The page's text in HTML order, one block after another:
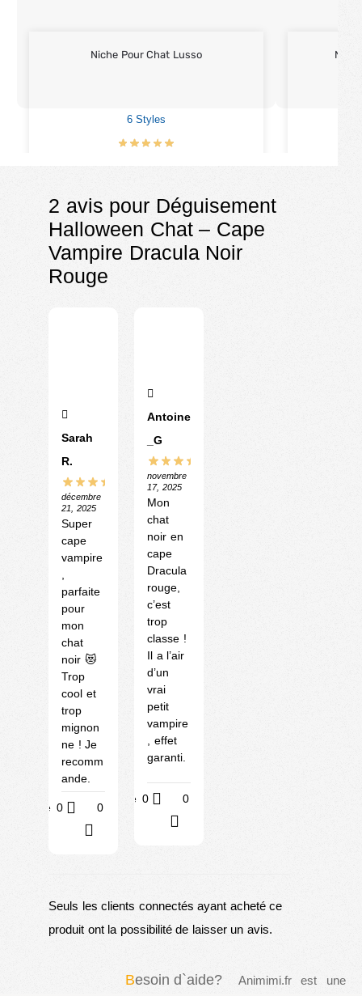
Niche Pour Chat Lusso
6 Styles
2 avis pour Déguisement
Halloween Chat – Cape
Vampire Dracula Noir
Rouge
Sarah
R.
décembre
21, 2025
Super
cape
vampire
parfaite
pour
mon
chat
noir 😻
Trop
cool et
trop
mignon
ne ! Je
recomm
ande.
Utile 0 0
Antoine
_G
novembre
17, 2025
Mon
chat
noir en
cape
Dracula
rouge,
c’est
trop
classe !
Il a l’air
d’un
vrai
petit
vampire
, effet
garanti.
Utile 0 0
Seuls les clients connectés ayant acheté ce
produit ont la possibilité de laisser un avis.
Besoin d`aide?
Animimi.fr est une